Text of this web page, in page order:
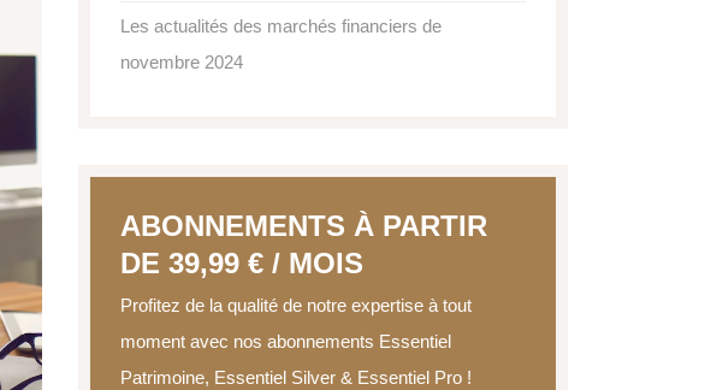
Les actualités des marchés financiers de
novembre 2024
ABONNEMENTS À PARTIR
DE 39,99 € / MOIS
Profitez de la qualité de notre expertise à tout
moment avec nos abonnements Essentiel
Patrimoine, Essentiel Silver & Essentiel Pro !